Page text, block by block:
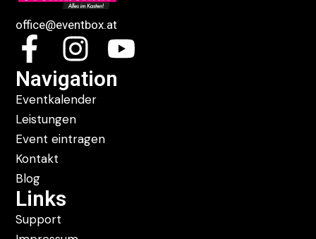
office@eventbox.at
Navigation
Eventkalender
Leistungen
Event eintragen
Kontakt
Blog
Links
Support